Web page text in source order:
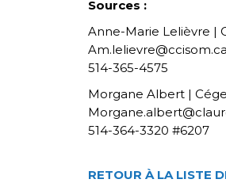
Sources :
Anne-Marie Lelièvre |
Am.lelievre@ccisom.ca
514-365-4575
Morgane Albert |
514-364-3320 #6207
RETOUR À LA LISTE